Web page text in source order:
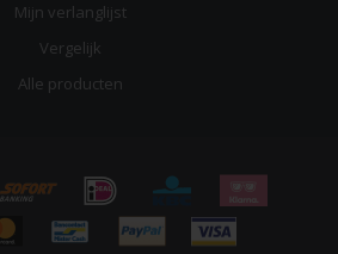
Mijn verlanglijst
Vergelijk
Alle producten